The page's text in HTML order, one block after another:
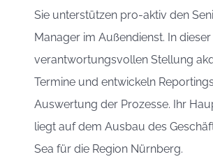
Sie unterstützen pro-aktiv den
Manager im Außendienst. In dieser
verantwortungsvollen Stellung
Termine und entwickeln
Auswertung der Prozesse. Ihr
liegt auf dem Ausbau des
Sea für die Region Nürnberg.